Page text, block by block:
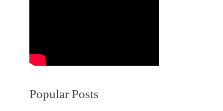
Popular Posts